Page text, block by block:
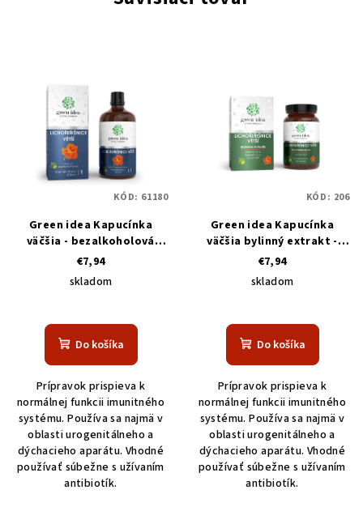
Green idea Kapucínka
väčšia - bezalkoholová
tinktúra 100 ml
€7,94
skladom
Do košíka
Prípravok prispieva k
normálnej funkcii imunitného
systému. Používa sa najmä v
oblasti urogenitálneho a
dýchacieho aparátu. Vhodné
používať súbežne s užívaním
antibiotík.
KÓD: 61180
Green idea Kapucínka
väčšia bylinný extrakt -
kapsuly 60 pcs
€7,94
skladom
Do košíka
Prípravok prispieva k
normálnej funkcii imunitného
systému. Používa sa najmä v
oblasti urogenitálneho a
dýchacieho aparátu. Vhodné
používať súbežne s užívaním
antibiotík.
KÓD: 206